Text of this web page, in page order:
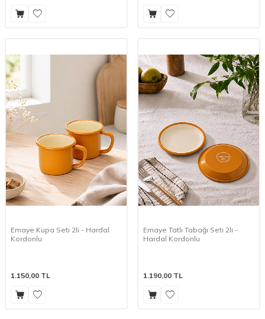
Emaye Kupa Seti 2li - Hardal
Kordonlu
1.150,00 TL
Emaye Tatlı Tabağı Seti 2li -
Hardal Kordonlu
1.190,00 TL